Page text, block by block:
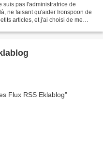
suis pas l'administratrice de
ne faisant qu'aider Ironspoon de
articles, et j'ai choisi de me